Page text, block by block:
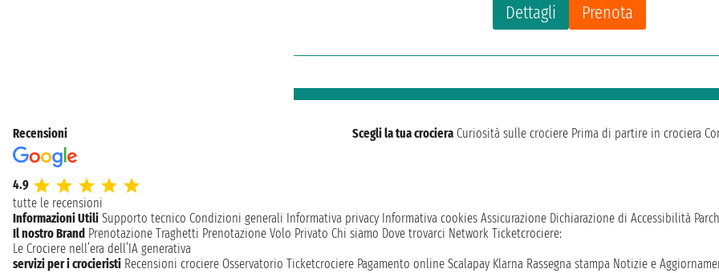
Dettagli Prenota
Recensioni
4.9
tutte le recensioni
Scegli la tua crociera Curiosità sulle crociere Prima di partire in crociera
Informazioni Utili Supporto tecnico Condizioni generali Informativa privacy Informativa cookies Assicurazione Dichiarazione di Accessibilità
Il nostro Brand Prenotazione Traghetti Prenotazione Volo Privato Chi siamo Dove trovarci Network Ticketcrociere:
Le Crociere nell’era dell’IA generativa
servizi per i crocieristi Recensioni crociere Osservatorio Ticketcrociere Pagamento online Scalapay Klarna Rassegna stampa Notizie e